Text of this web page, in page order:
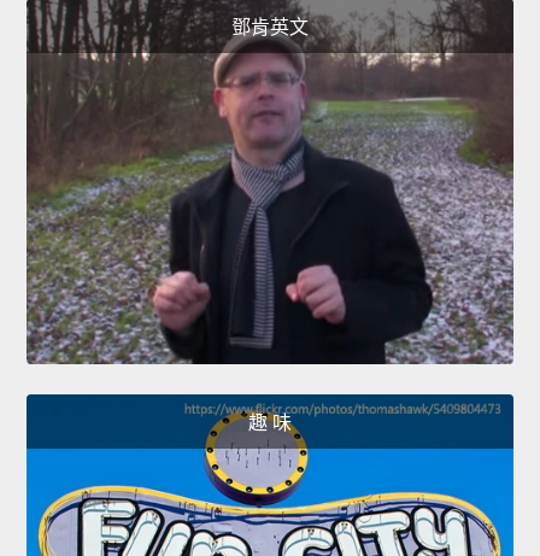
鄧肯英文
趣 味